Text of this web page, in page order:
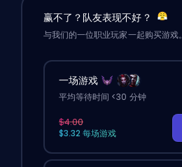
赢不了？队友表现不好？
与我们的一位职业玩家一起购买游戏。
一场游戏
平均等待时间 <30 分钟
$4.00
$3.32 每场游戏